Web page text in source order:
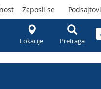
Lokacije Pretraga
Zaposli se Podsajtovi